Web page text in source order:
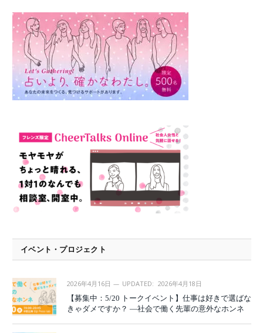
イベント・プロジェクト
2026年4月16日 UPDATED: 2026年4月18日
【募集中：5/20 トークイベント】仕事は好きで選ばな
きゃダメですか？ —社会で働く先輩の意外なホンネ